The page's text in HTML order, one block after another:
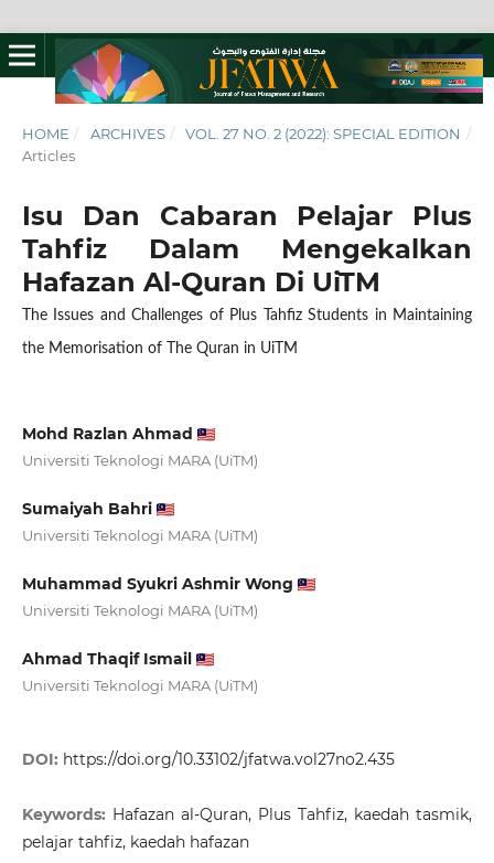
HOME / ARCHIVES / VOL. 27 NO. 2 (2022): SPECIAL EDITION /
Articles
Isu Dan Cabaran Pelajar Plus
Tahfiz Dalam Mengekalkan
Hafazan Al-Quran Di UiTM
The Issues and Challenges of Plus Tahfiz Students in Maintaining
the Memorisation of The Quran in UiTM
Mohd Razlan Ahmad
Universiti Teknologi MARA (UiTM)
Sumaiyah Bahri
Universiti Teknologi MARA (UiTM)
Muhammad Syukri Ashmir Wong
Universiti Teknologi MARA (UiTM)
Ahmad Thaqif Ismail
Universiti Teknologi MARA (UiTM)
DOI: https://doi.org/10.33102/jfatwa.vol27no2.435
Keywords: Hafazan al-Quran, Plus Tahfiz, kaedah tasmik,
pelajar tahfiz, kaedah hafazan